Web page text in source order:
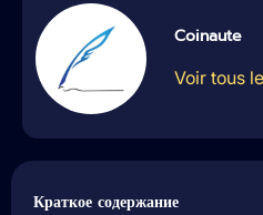
Coinaute
Voir tous
Краткое содержание